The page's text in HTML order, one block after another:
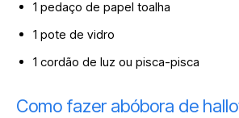
1 pedaço de papel toalha
1 pote de vidro
1 cordão de luz ou pisca-pisca
Como fazer abóbora de